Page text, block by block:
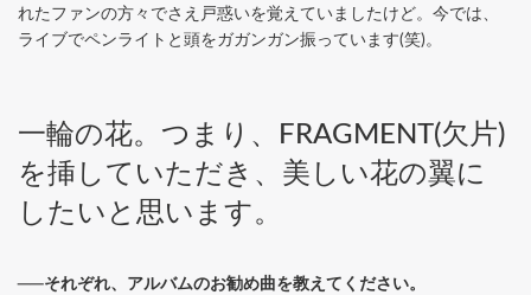
れたファンの方々でさえ戸惑いを覚えていましたけど。今では、
ライブでペンライトと頭をガガンガン振っています(笑)。
一輪の花。つまり、FRAGMENT(欠片)
を挿していただき、美しい花の翼に
したいと思います。
──それぞれ、アルバムのお勧め曲を教えてください。